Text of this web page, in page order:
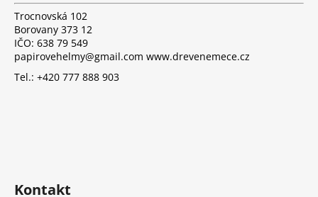
Trocnovská 102
Borovany 373 12
IČO: 638 79 549
papirovehelmy@gmail.com www.drevenemece.cz
Tel.: +420 777 888 903
Kontakt